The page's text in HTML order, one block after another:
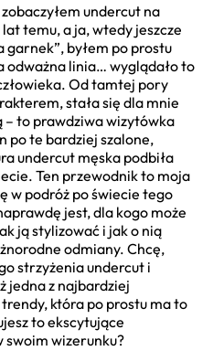
undercut na
temu, a ja, wtedy jeszcze
garnek”, byłem po prostu
odważna linia… wyglądało to
Od tamtej pory
stała się dla mnie
– to prawdziwa wizytówka
po te bardziej szalone,
undercut męska podbiła
Ten przewodnik to moja
w podróż po świecie tego
jest, dla kogo może
ją stylizować i jak o nią
odmiany. Chcę,
strzyżenia undercut i
jedna z najbardziej
która po prostu ma to
to ekscytujące
swoim wizerunku?